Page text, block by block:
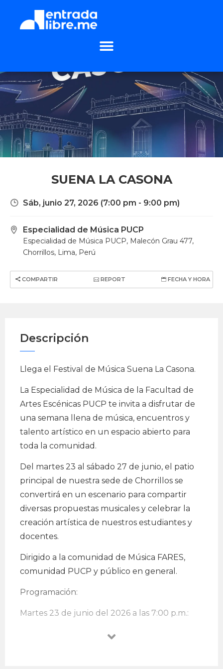
SUENA LA CASONA
Sáb, junio 27, 2026 (7:00 pm - 9:00 pm)
Especialidad de Música PUCP
Especialidad de Música PUCP, Malecón Grau 477,
Chorrillos, Lima, Perú
COMPARTIR REPORT FECHA Y HORA
Descripción
Llega el Festival de Música Suena La Casona.
La Especialidad de Música de la Facultad de
Artes Escénicas PUCP te invita a disfrutar de
una semana llena de música, encuentros y
talento artístico en un espacio abierto para
toda la comunidad.
Del martes 23 al sábado 27 de junio, el patio
principal de nuestra sede de Chorrillos se
convertirá en un escenario para compartir
diversas propuestas musicales y celebrar la
creación artística de nuestros estudiantes y
docentes.
Dirigido a la comunidad de Música FARES,
comunidad PUCP y público en general.
Programación:
Martes 23 de junio del 2026 a las 7:00 p.m.: